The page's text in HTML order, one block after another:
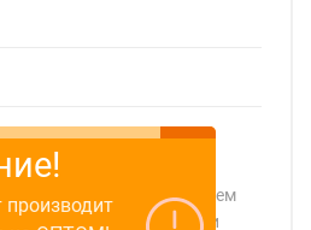
характеристиках,
изготовления, внешнем
справочный характер и